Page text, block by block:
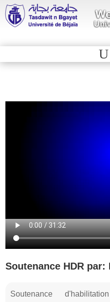
Soutenance HDR par:
Soutenance